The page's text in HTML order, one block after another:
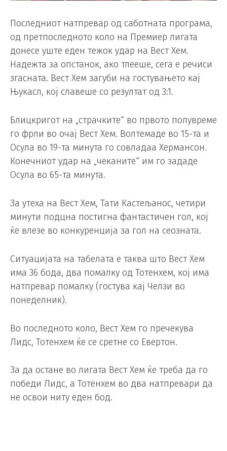
Последниот натпревар од саботната програма,
од претпоследното коло на Премиер лигата
донесе уште еден тежок удар на Вест Хем.
Надежта за опстанок, ако тлееше, сега е речиси
згасната. Вест Хем загуби на гостувањето кај
Њукасл, кој славеше со резултат од 3:1.
Блицкригот на „страчките“ во првото полувреме
го фрли во очај Вест Хем. Волтемаде во 15-та и
Осула во 19-та минута го совладаа Хермансон.
Конечниот удар на „чеканите“ им го зададе
Осула во 65-та минута.
За утеха на Вест Хем, Тати Кастељанос, четири
минути подцна постигна фантастичен гол, кој
ќе влезе во конкуренција за гол на сеозната.
Ситуацијата на табелата е таква што Вест Хем
има 36 бода, два помалку од Тотенхем, кој има
натпревар помалку (гостува кај Челзи во
понеделник).
Во последното коло, Вест Хем го пречекува
Лидс, Тотенхем ќе се сретне со Евертон.
За да остане во лигата Вест Хем ќе треба да го
победи Лидс, а Тотенхем во два натпревари да
не освои ниту еден бод.